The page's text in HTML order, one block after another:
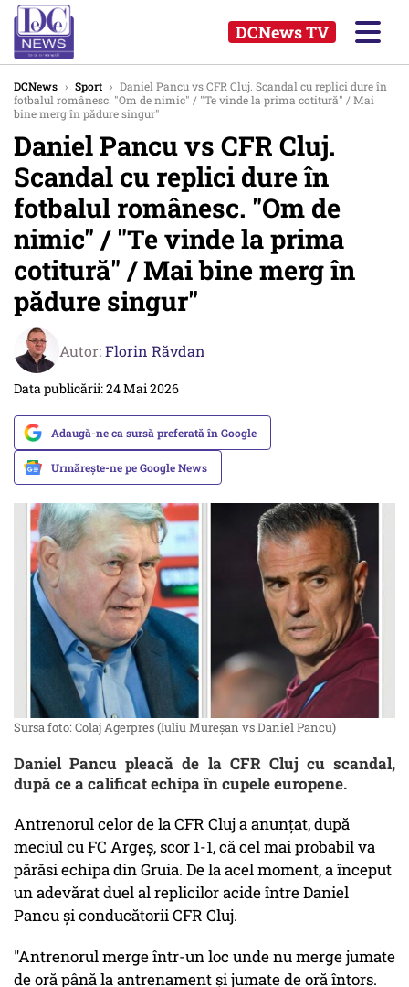
DCNews TV
DCNews › Sport › Daniel Pancu vs CFR Cluj. Scandal cu replici dure în
fotbalul românesc. "Om de nimic" / "Te vinde la prima cotitură" / Mai
bine merg în pădure singur"
Daniel Pancu vs CFR Cluj.
Scandal cu replici dure în
fotbalul românesc. "Om de
nimic" / "Te vinde la prima
cotitură" / Mai bine merg în
pădure singur"
Autor:Florin Răvdan
Data publicării: 24 Mai 2026
Adaugă-ne ca sursă preferată în Google
Urmărește-ne pe Google News
Sursa foto: Colaj Agerpres (Iuliu Mureşan vs Daniel Pancu)
Daniel Pancu pleacă de la CFR Cluj cu scandal,
după ce a calificat echipa în cupele europene.
Antrenorul celor de la CFR Cluj a anunţat, după
meciul cu FC Argeş, scor 1-1, că cel mai probabil va
părăsi echipa din Gruia. De la acel moment, a început
un adevărat duel al replicilor acide între Daniel
Pancu şi conducătorii CFR Cluj.
"Antrenorul merge într-un loc unde nu merge jumate
de oră până la antrenament și jumate de oră întors.